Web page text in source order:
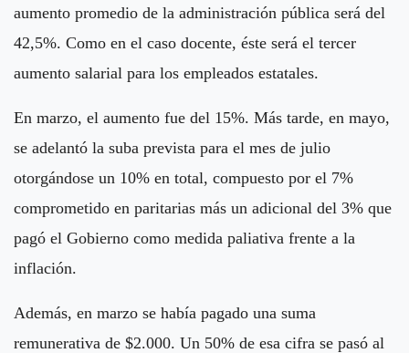
aumento promedio de la administración pública será del
42,5%. Como en el caso docente, éste será el tercer
aumento salarial para los empleados estatales.
En marzo, el aumento fue del 15%. Más tarde, en mayo,
se adelantó la suba prevista para el mes de julio
otorgándose un 10% en total, compuesto por el 7%
comprometido en paritarias más un adicional del 3% que
pagó el Gobierno como medida paliativa frente a la
inflación.
Además, en marzo se había pagado una suma
remunerativa de $2.000. Un 50% de esa cifra se pasó al